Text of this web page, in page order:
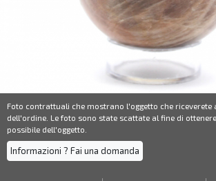
Foto contrattuali che mostrano l'oggetto che riceverete
dell'ordine. Le foto sono state scattate al fine di
possibile dell'oggetto.
Informazioni ? Fai una domanda